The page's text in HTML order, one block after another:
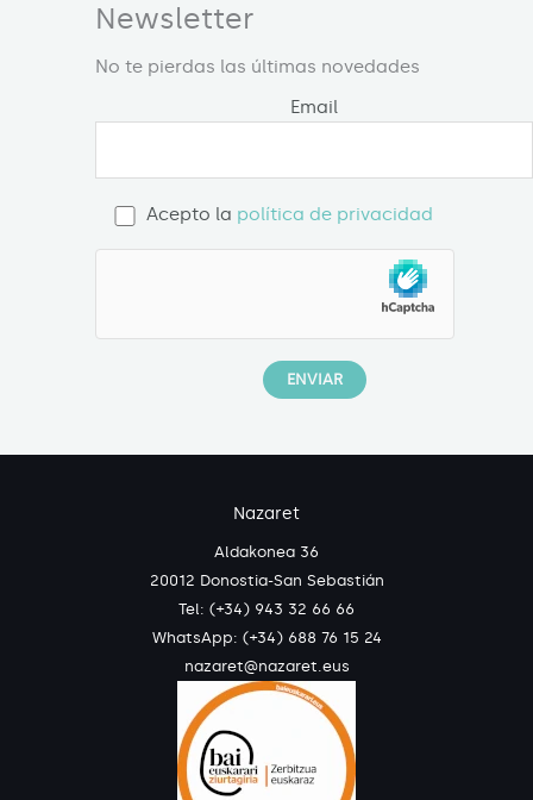
Newsletter
No te pierdas las últimas novedades
Email
Acepto la política de privacidad
Nazaret
Aldakonea 36
20012 Donostia-San Sebastián
Tel: (+34) 943 32 66 66
WhatsApp: (+34) 688 76 15 24
nazaret@nazaret.eus